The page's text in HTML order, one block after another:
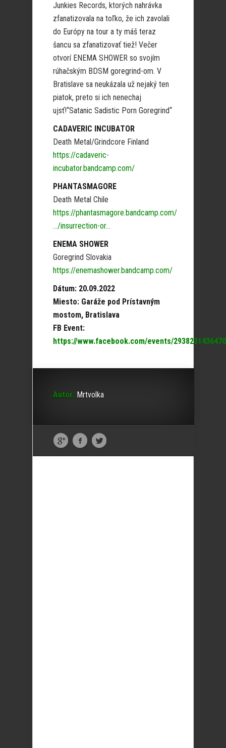
Junkies Records, ktorých nahrávka
zfanatizovala na toľko, že ich zavolali
do Európy na tour a ty máš teraz
šancu sa zfanatizovať tiež! Večer
otvorí ENEMA SHOWER so svojím
rúhačským BDSM goregrind-om. V
Bratislave sa neukázala už nejaký ten
piatok, preto si ich nenechaj
ujsť!“Satanic Sadistic Porn Goregrind“
CADAVERIC INCUBATOR
Death Metal/Grindcore Finland
https://cadaveric-
incubator.bandcamp.com/
PHANTASMAGORE
Death Metal Chile
https://phantasmagore.bandcamp.com/
…/insurrection-or…
ENEMA SHOWER
Goregrind Slovakia
https://enemashower.bandcamp.com/
Dátum: 20.09.2022
Miesto: Garáže pod Prístavným
mostom, Bratislava
FB Event:
https://www.facebook.com/events/
Autor: Mrtvolka